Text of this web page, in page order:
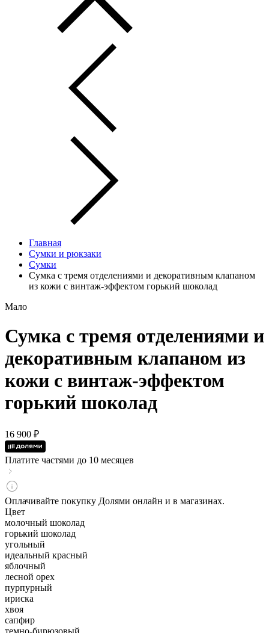
Главная
Сумки и рюкзаки
Сумки
Сумка с тремя отделениями и декоративным клапаном
из кожи с винтаж-эффектом горький шоколад
Мало
Сумка с тремя отделениями и
декоративным клапаном из
кожи с винтаж-эффектом
горький шоколад
16 900 ₽
Платите частями до 10 месяцев
Оплачивайте покупку Долями онлайн и в магазинах.
Цвет
молочный шоколад
горький шоколад
угольный
идеальный красный
яблочный
лесной орех
пурпурный
ириска
хвоя
сапфир
темно-бирюзовый